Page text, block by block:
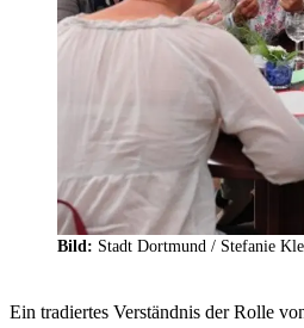
Bild: Stadt Dortmund / Stefanie
Ein tradiertes Verständnis der Rolle